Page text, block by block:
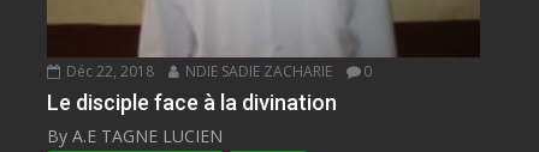
Déc 22, 2018 NDIE SADIE ZACHARIE 0
Le disciple face à la divination
By A.E TAGNE LUCIEN